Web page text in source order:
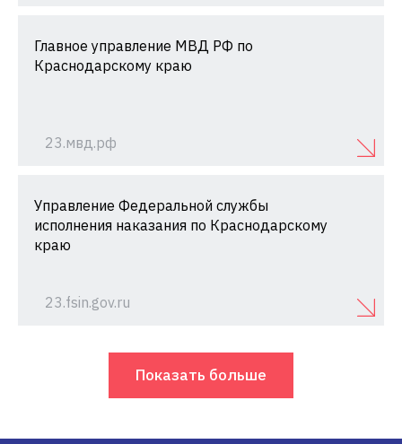
Главное управление МВД РФ по
Краснодарскому краю
23.мвд.рф
Управление Федеральной службы
исполнения наказания по Краснодарскому
краю
23.fsin.gov.ru
Показать больше